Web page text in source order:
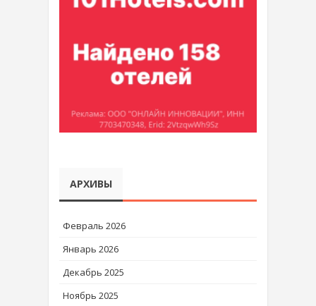
АРХИВЫ
Февраль 2026
Январь 2026
Декабрь 2025
Ноябрь 2025